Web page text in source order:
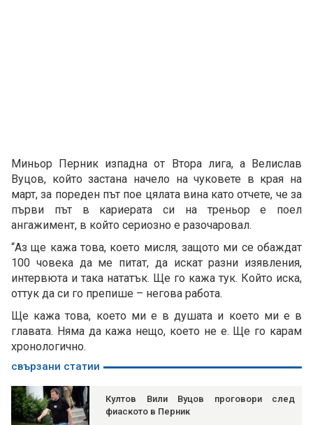
Миньор Перник изпадна от Втора лига, а Велислав
Вуцов, който застана начело на чуковете в края на
март, за пореден път пое цялата вина като отчете, че за
първи път в кариерата си на треньор е поел
ангажимент, в който сериозно е разочаровал.
“Аз ще кажа това, което мисля, защото ми се обаждат
100 човека да ме питат, да искат разни изявления,
интервюта и така нататък. Ще го кажа тук. Който иска,
оттук да си го препише – негова работа.
Ще кажа това, което ми е в душата и което ми е в
главата. Няма да кажа нещо, което не е. Ще го карам
хронологично.
свързани статии
Култов Вили Вуцов проговори след
фиаското в Перник